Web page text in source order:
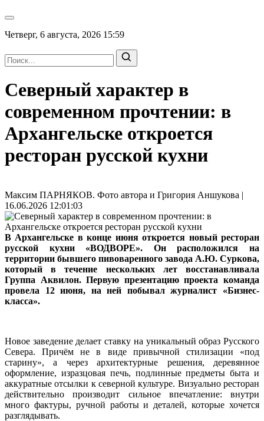
Четверг, 6 августа, 2026 15:59
Северный характер в
современном прочтении: в
Архангельске откроется
ресторан русской кухни
Максим ПАРНЯКОВ. Фото автора и Григория Аншукова |
16.06.2026 12:01:03
В Архангельске в конце июня откроется новый ресторан
русской кухни «ВОДВОРЕ». Он расположился на
территории бывшего пивоваренного завода А.Ю. Суркова,
который в течение нескольких лет восстанавливала
Группа Аквилон. Первую презентацию проекта команда
провела 12 июня, на ней побывал журналист «Бизнес-
класса».
Новое заведение делает ставку на уникальный образ Русского
Севера. Причём не в виде привычной стилизации «под
старину», а через архитектурные решения, деревянное
оформление, изразцовая печь, подлинные предметы быта и
аккуратные отсылки к северной культуре. Визуально ресторан
действительно производит сильное впечатление: внутри
много фактуры, ручной работы и деталей, которые хочется
разглядывать.